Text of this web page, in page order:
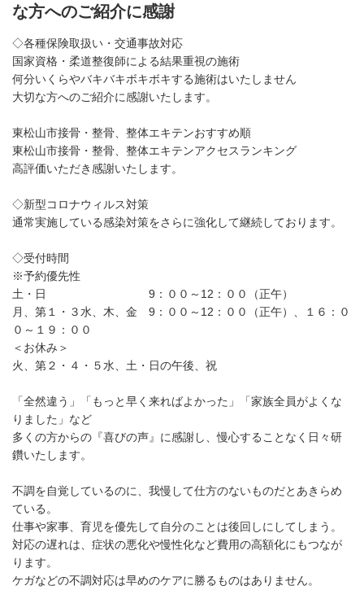
な方へのご紹介に感謝
◇各種保険取扱い・交通事故対応
国家資格・柔道整復師による結果重視の施術
何分いくらやバキバキボキボキする施術はいたしません
大切な方へのご紹介に感謝いたします。
東松山市接骨・整骨、整体エキテンおすすめ順
東松山市接骨・整骨、整体エキテンアクセスランキング
高評価いただき感謝いたします。
◇新型コロナウィルス対策
通常実施している感染対策をさらに強化して継続しております。
◇受付時間
※予約優先性
土・日 9：００～12：００（正午）
月、第１・３水、木、金 9：００～12：００（正午）、１６：０
０～１９：００
＜お休み＞
火、第２・４・５水、土・日の午後、祝
「全然違う」「もっと早く来ればよかった」「家族全員がよくな
りました」など
多くの方からの『喜びの声』に感謝し、慢心することなく日々研
鑽いたします。
不調を自覚しているのに、我慢して仕方のないものだとあきらめ
ている。
仕事や家事、育児を優先して自分のことは後回しにしてしまう。
対応の遅れは、症状の悪化や慢性化など費用の高額化にもつなが
ります。
ケガなどの不調対応は早めのケアに勝るものはありません。